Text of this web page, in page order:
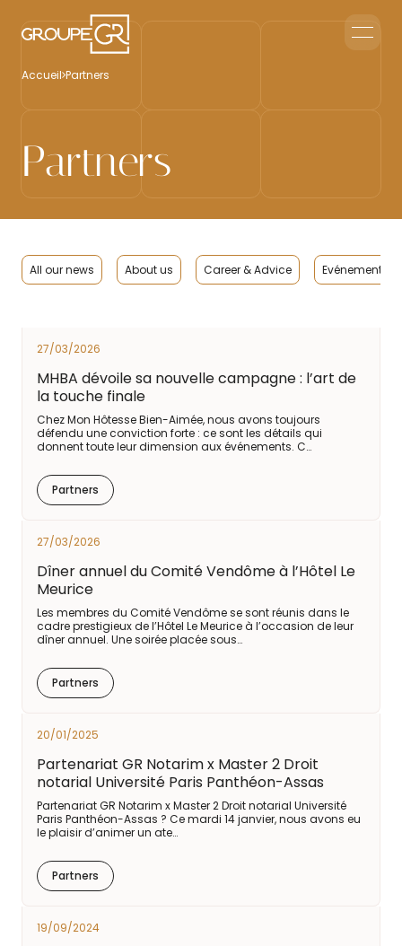
Accueil Partners
Partners
All our news About us Career & Advice Evénements
27/03/2026
MHBA dévoile sa nouvelle campagne : l’art de
la touche finale
Chez Mon Hôtesse Bien-Aimée, nous avons toujours
défendu une conviction forte : ce sont les détails qui
donnent toute leur dimension aux événements. C…
Partners
27/03/2026
Dîner annuel du Comité Vendôme à l’Hôtel Le
Meurice
Les membres du Comité Vendôme se sont réunis dans le
cadre prestigieux de l’Hôtel Le Meurice à l’occasion de leur
dîner annuel. Une soirée placée sous…
Partners
20/01/2025
Partenariat GR Notarim x Master 2 Droit
notarial Université Paris Panthéon-Assas
Partenariat GR Notarim x Master 2 Droit notarial Université
Paris Panthéon-Assas ? Ce mardi 14 janvier, nous avons eu
le plaisir d’animer un ate…
Partners
19/09/2024